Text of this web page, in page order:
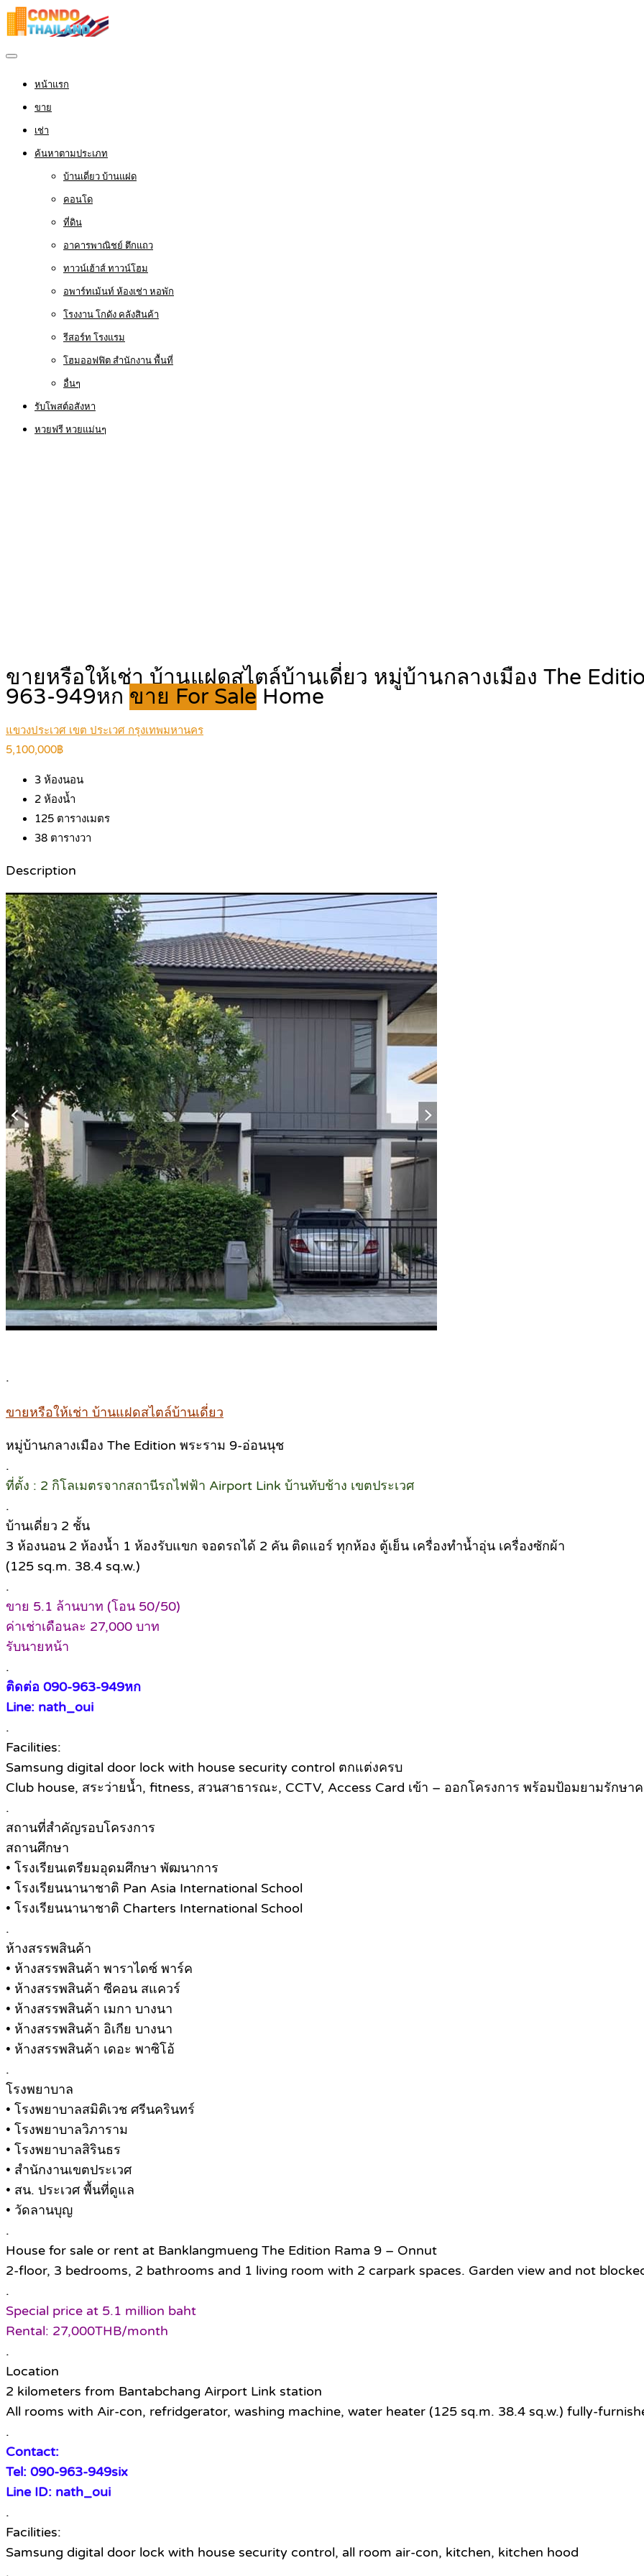
หน้าแรก
ขาย
เช่า
ค้นหาตามประเภท
บ้านเดี่ยว บ้านแฝด
คอนโด
ที่ดิน
อาคารพาณิชย์ ตึกแถว
ทาวน์เฮ้าส์ ทาวน์โฮม
อพาร์ทเม้นท์ ห้องเช่า หอพัก
โรงงาน โกดัง คลังสินค้า
รีสอร์ท โรงแรม
โฮมออฟฟิต สำนักงาน พื้นที่
อื่นๆ
รับโพสต์อสังหา
หวยฟรี หวยแม่นๆ
ขายหรือให้เช่า บ้านแฝดสไตล์บ้านเดี่ยว หมู่บ้านกลางเมือง The
963-949หก ขาย For Sale Home
แขวงประเวศ เขต ประเวศ กรุงเทพมหานคร
5,100,000฿
3 ห้องนอน
2 ห้องน้ำ
125 ตารางเมตร
38 ตารางวา
Description
.
ขายหรือให้เช่า บ้านแฝดสไตล์บ้านเดี่ยว
หมู่บ้านกลางเมือง The Edition พระราม 9-อ่อนนุช
.
ที่ตั้ง : 2 กิโลเมตรจากสถานีรถไฟฟ้า Airport Link บ้านทับช้าง เขตประเวศ
.
บ้านเดี่ยว 2 ชั้น
3 ห้องนอน 2 ห้องน้ำ 1 ห้องรับแขก จอดรถได้ 2 คัน ติดแอร์ ทุกห้อง ตู้เย็น เครื่องทำน้ำอุ่น เครื่องซักผ้า
(125 sq.m. 38.4 sq.w.)
.
ขาย 5.1 ล้านบาท (โอน 50/50)
ค่าเช่าเดือนละ 27,000 บาท
รับนายหน้า
.
ติดต่อ 090-963-949หก
Line: nath_oui
.
Facilities:
Samsung digital door lock with house security control ตกแต่งครบ
Club house, สระว่ายน้ำ, fitness, สวนสาธารณะ, CCTV, Access Card เข้า – ออกโครงการ พร้อมป้อมยามรักษา
.
สถานที่สำคัญรอบโครงการ
สถานศึกษา
• โรงเรียนเตรียมอุดมศึกษา พัฒนาการ
• โรงเรียนนานาชาติ Pan Asia International School
• โรงเรียนนานาชาติ Charters International School
.
ห้างสรรพสินค้า
• ห้างสรรพสินค้า พาราไดซ์ พาร์ค
• ห้างสรรพสินค้า ซีคอน สแควร์
• ห้างสรรพสินค้า เมกา บางนา
• ห้างสรรพสินค้า อิเกีย บางนา
• ห้างสรรพสินค้า เดอะ พาซิโอ้
.
โรงพยาบาล
• โรงพยาบาลสมิติเวช ศรีนครินทร์
• โรงพยาบาลวิภาราม
• โรงพยาบาลสิรินธร
• สำนักงานเขตประเวศ
• สน. ประเวศ พื้นที่ดูแล
• วัดลานบุญ
.
House for sale or rent at Banklangmueng The Edition Rama 9 – Onnut
2-floor, 3 bedrooms, 2 bathrooms and 1 living room with 2 carpark spaces. Garden view and not
.
Special price at 5.1 million baht
Rental: 27,000THB/month
.
Location
2 kilometers from Bantabchang Airport Link station
All rooms with Air-con, refridgerator, washing machine, water heater (125 sq.m. 38.4 sq.w.) fully-
.
Contact:
Tel: 090-963-949six
Line ID: nath_oui
.
Facilities:
Samsung digital door lock with house security control, all room air-con, kitchen, kitchen hood
.